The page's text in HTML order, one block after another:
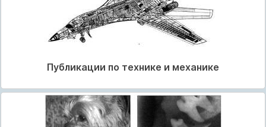
Публикации по технике и механике